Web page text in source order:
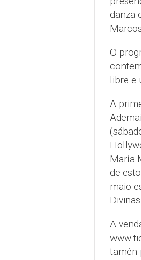
danza
O
libre e
A
María
de
maio
A
tamén